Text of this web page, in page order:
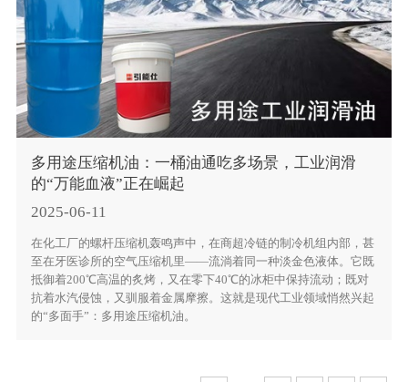
多用途压缩机油：一桶油通吃多场景，工业润滑
的“万能血液”正在崛起
2025-06-11
在化工厂的螺杆压缩机轰鸣声中，在商超冷链的制冷机组内部，甚
至在牙医诊所的空气压缩机里——流淌着同一种淡金色液体。它既
抵御着200℃高温的炙烤，又在零下40℃的冰柜中保持流动；既对
抗着水汽侵蚀，又驯服着金属摩擦。这就是现代工业领域悄然兴起
的“多面手”：多用途压缩机油。